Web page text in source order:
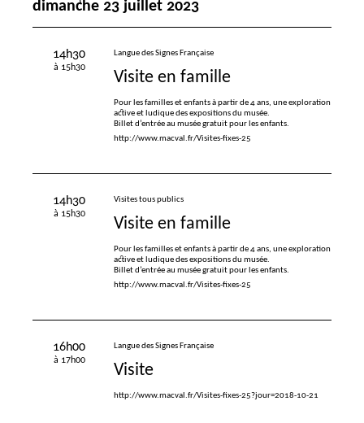
dimanche 23 juillet 2023
14h30
à 15h30
Langue des Signes Française
Visite en famille
Pour les familles et enfants à partir de 4 ans, une exploration
active et ludique des expositions du musée.
Billet d’entrée au musée gratuit pour les enfants.
http://www.macval.fr/Visites-fixes-25
14h30
à 15h30
Visites tous publics
Visite en famille
Pour les familles et enfants à partir de 4 ans, une exploration
active et ludique des expositions du musée.
Billet d’entrée au musée gratuit pour les enfants.
http://www.macval.fr/Visites-fixes-25
16h00
à 17h00
Langue des Signes Française
Visite
http://www.macval.fr/Visites-fixes-25?jour=2018-10-21